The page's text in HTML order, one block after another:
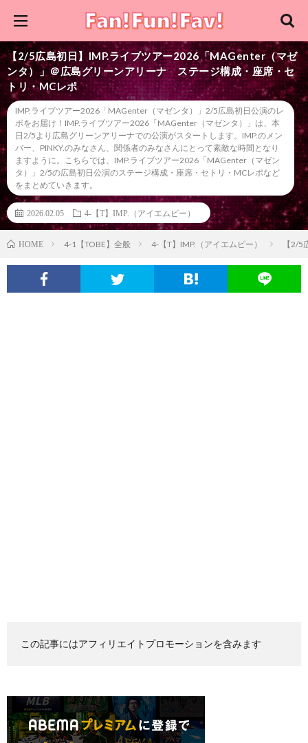
【2/5広島初日】IMP.ライブツアー2026「MAGenter（マゼ
ンタ）」＠広島グリーンアリーナ ステージ構成・座席・セ
トリ・MCレポ
IMP.ライブツアー2026「MAGenter（マゼンタ）」2/5広島初日公演のレ
ポをお届け！IMP.ライブツアー2026「MAGenter（マゼンタ）」は、本
日2/5より広島グリーンアリーナでの公演がスタートします。IMP.のメン
バー、PINKY.のみなさん、関係者のみなさんにとって素敵な時間となり
ますように。こちらでは、IMP.ライブツアー2026「MAGenter（マゼン
タ）」2/5の広島初日公演のステージ構成・座席・セトリ・MCレポなど
をまとめていきます。
2026.02.05 4-【T】IMP.（アイエムピー）
HOME 4-1【TOBE】全般 4-【T】IMP.（アイエムピー） 【2/
この記事にはアフィリエイトプロモーションを含みます